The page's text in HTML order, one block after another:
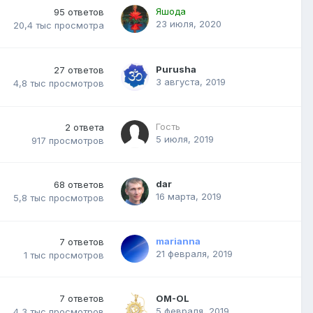
95 ответов
20,4 тыс просмотра
Яшода
23 июля, 2020
27 ответов
4,8 тыс просмотров
Purusha
3 августа, 2019
2 ответа
917 просмотров
Гость
5 июля, 2019
68 ответов
5,8 тыс просмотров
dar
16 марта, 2019
7 ответов
1 тыс просмотров
marianna
21 февраля, 2019
7 ответов
OM-OL
5 февраля, 2019